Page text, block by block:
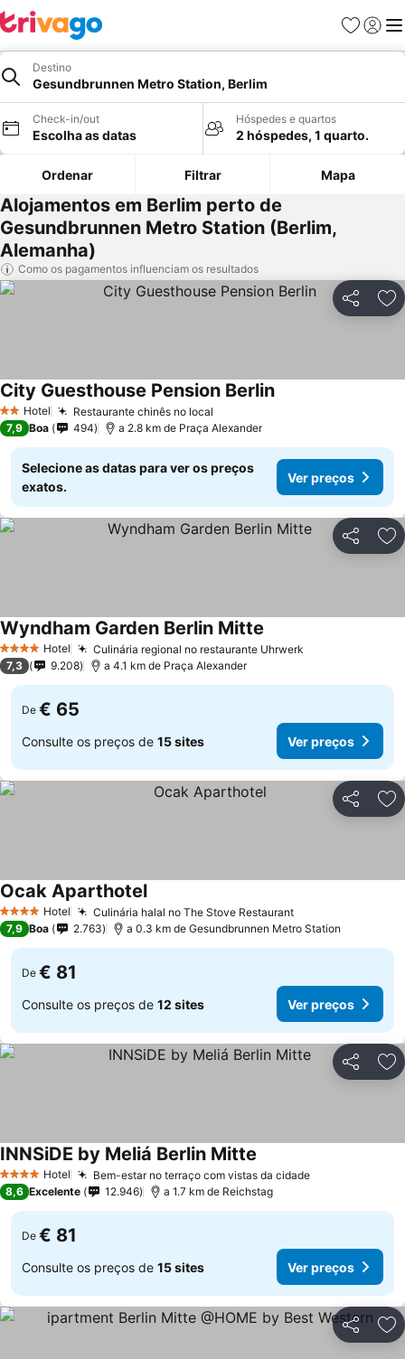
Favoritos
Iniciar
Destino
Gesundbrunnen Metro Station, Berlim
Check-in/out
Escolha as datas
Hóspedes e quartos
2 hóspedes, 1 quarto.
Ordenar Filtrar Mapa
Alojamentos em Berlim perto de
Gesundbrunnen Metro Station (Berlim,
Alemanha)
Como os pagamentos influenciam os resultados
Partilhar
2 Estrelas
Hotel Restaurante chinês no local
City Guesthouse Pension Berlin
7,9 Boa 494 a 2.8 km de Praça Alexander
Selecione as datas para ver os preços
exatos.
Ver preços
Partilhar
4 EstrelasHotel Culinária regional no restaurante Uhrwerk
Wyndham Garden Berlin Mitte
7,3 9.208 a 4.1 km de Praça Alexander
De € 65
Consulte os preços de 15 sites Ver preços
Partilhar
4 EstrelasHotel Culinária halal no The Stove Restaurant
Ocak Aparthotel
7,9 Boa 2.763 a 0.3 km de Gesundbrunnen Metro Station
De € 81
Consulte os preços de 12 sites Ver preços
Partilhar
4 EstrelasHotel Bem-estar no terraço com vistas da cidade
INNSiDE by Meliá Berlin Mitte
8,6 Excelente 12.946 a 1.7 km de Reichstag
De € 81
Consulte os preços de 15 sites Ver preços
Partilhar